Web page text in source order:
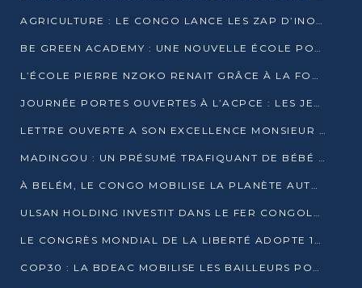
AGRICULTURE : LE CONGO LANCE LES ZAP D’INONI ET YONO
BE GREEN ACADEMY : UNE NOUVELLE ÉCOLE POUR LES MÉTIERS DE L’ÉCOLOGIE À POINTE-NOIRE
L’ÉCOLE PIERRE NZOKO RENAIT GRÂCE À LA FONDATION MUCODEC
JOURNÉE PORTES OUVERTES À L’ACPCE : LES JEUNES EN IMMERSION DANS L’ENTREPRISE
LETTRE OUVERTE A SON EXCELLENCE MONSIEUR DENIS SASSOU NGUESSO, PRESIDENT DE LAREPUBLIQUE DU CONGO
MADINGOU : UN PRÉSUMÉ TRAFIQUANT DE BÉBÉ CHIMPANZÉ FIXÉ SUR SON SORT LE 20 NOVEMBRE
À BELÉM, LE CONGO MOBILISE LA PLANÈTE AUTOUR DU FONDS BLEU POUR LE BASSIN DU CONGO
ULSAN HOLDING INVESTIT DANS LE FER CONGOLAIS
LE CONGRÈS MONDIAL DE LA LIBERTÉ ADOPTE 14 RÉSOLUTIONS HISTORIQUES
COP30 : LA BDEAC MOBILISE LES BAILLEURS POUR LE FONDS BLEU DU BASSIN DU CONGO